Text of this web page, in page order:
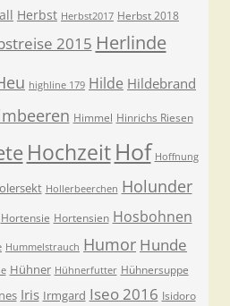
Herbst Herbst2017 Herbst 2018
2015 Herlinde
highline 179 Hilde Hildebrand
Himmel Hinrichs Riesen
Hochzeit Hof Hoffnung
Hollerbeerchen Holunder
Hortensie Hortensien Hosbohnen
Hummelstrauch Humor Hunde
Hühner Hühnerfutter Hühnersuppe
Iris Irmgard Iseo 2016 Isidoro